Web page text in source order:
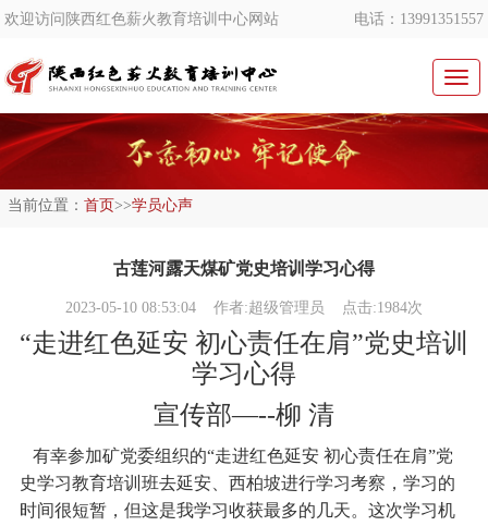
欢迎访问陕西红色薪火教育培训中心网站 电话：13991351557
切
换
导
航
当前位置： 首页>>学员心声
古莲河露天煤矿党史培训学习心得
2023-05-10 08:53:04 作者:超级管理员 点击:1984次
“走进红色延安 初心责任在肩”党史培训
学习心得
宣传部—--柳 清
有幸参加矿党委组织的“走进红色延安 初心责任在肩”党
史学习教育培训班去延安、西柏坡进行学习考察，学习的
时间很短暂，但这是我学习收获最多的几天。这次学习机